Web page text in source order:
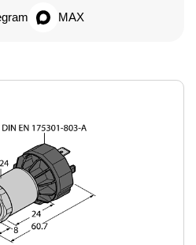
MAX